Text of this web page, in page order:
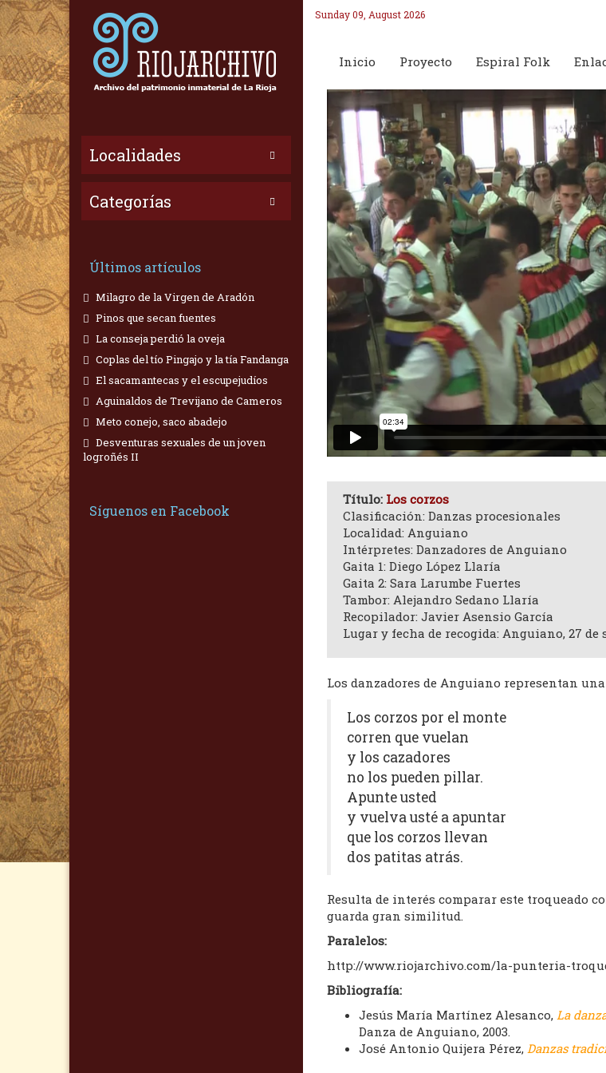
Localidades
Categorías
Últimos artículos
Milagro de la Virgen de Aradón
Pinos que secan fuentes
La conseja perdió la oveja
Coplas del tío Pingajo y la tía Fandanga
El sacamantecas y el escupejudíos
Aguinaldos de Trevijano de Cameros
Meto conejo, saco abadejo
Desventuras sexuales de un joven
logroñés II
Síguenos en Facebook
Sunday 09, August 2026
Inicio Proyecto Espiral Folk
Título: Los corzos
Clasificación: Danzas procesionales
Localidad: Anguiano
Intérpretes: Danzadores de Anguiano
Gaita 1: Diego López Llaría
Gaita 2: Sara Larumbe Fuertes
Tambor: Alejandro Sedano Llaría
Recopilador: Javier Asensio García
Lugar y fecha de recogida: Anguiano, 27 de
Los danzadores de Anguiano representan
Los corzos por el monte
corren que vuelan
y los cazadores
no los pueden pillar.
Apunte usted
y vuelva usté a apuntar
que los corzos llevan
dos patitas atrás.
Resulta de interés comparar este troqueado
guarda gran similitud.
Paralelos:
http://www.riojarchivo.com/la-punteria-
Bibliografía:
Jesús María Martínez Alesanco, La
Danza de Anguiano, 2003.
José Antonio Quijera Pérez,Danzas